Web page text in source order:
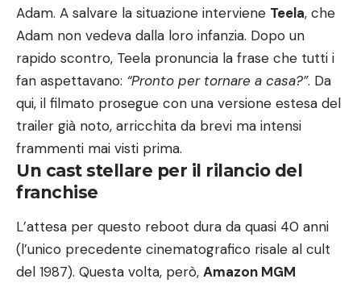
Adam. A salvare la situazione interviene Teela, che
Adam non vedeva dalla loro infanzia. Dopo un
rapido scontro, Teela pronuncia la frase che tutti i
fan aspettavano: “Pronto per tornare a casa?”. Da
qui, il filmato prosegue con una versione estesa del
trailer già noto, arricchita da brevi ma intensi
frammenti mai visti prima.
Un cast stellare per il rilancio del
franchise
L’attesa per questo reboot dura da quasi 40 anni
(l’unico precedente cinematografico risale al cult
del 1987). Questa volta, però, Amazon MGM